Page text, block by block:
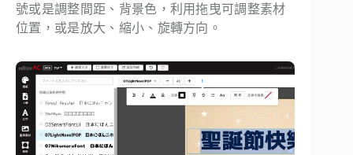
號或是調整間距、背景色，利用拖曳可調整素材
位置，或是放大、縮小、旋轉方向。